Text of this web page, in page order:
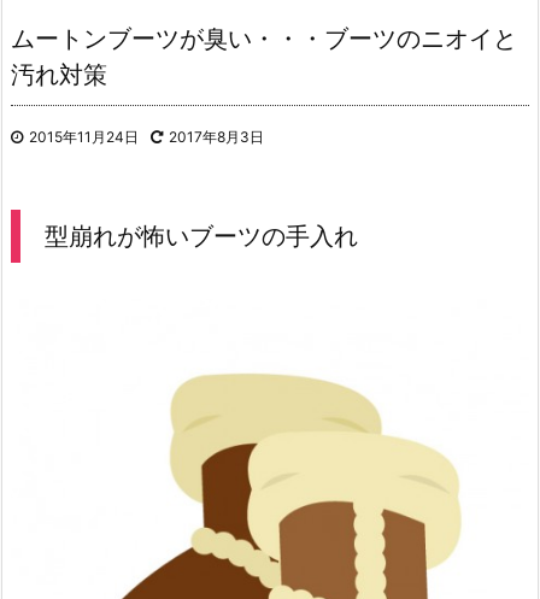
ムートンブーツが臭い・・・ブーツのニオイと
汚れ対策
2015年11月24日 2017年8月3日
型崩れが怖いブーツの手入れ